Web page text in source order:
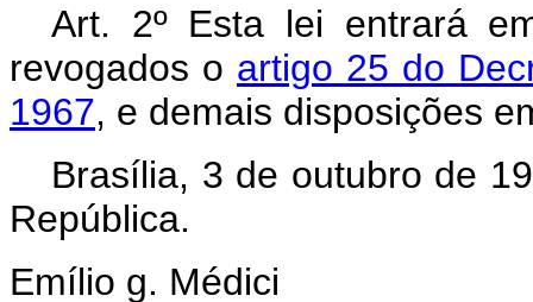
Art. 2º Esta lei entrará
revogados o artigo 25 do
1967, e demais disposições
Brasília, 3 de outubro de
República.
Emílio g. Médici